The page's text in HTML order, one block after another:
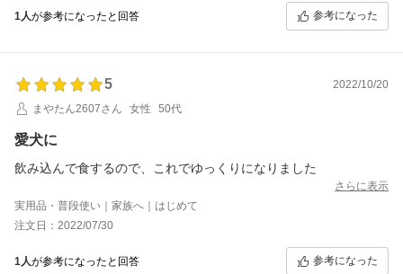
1人が参考になったと回答 参考になった
5
2022/10/20
まやたん2607さん
女性 50代
愛犬に
飲み込んで食するので、これでゆっくりになりました
さらに表示
実用品・普段使い｜家族へ｜はじめて
注文日：2022/07/30
1人が参考になったと回答 参考になった